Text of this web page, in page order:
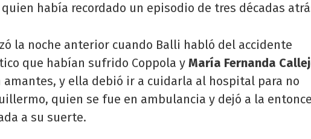
quien había recordado un episodio de tres décadas
la noche anterior cuando Balli habló del accidente
que habían sufrido Coppola y María Fernanda
amantes, y ella debió ir a cuidarla al hospital para no
quien se fue en ambulancia y dejó a la
a su suerte.